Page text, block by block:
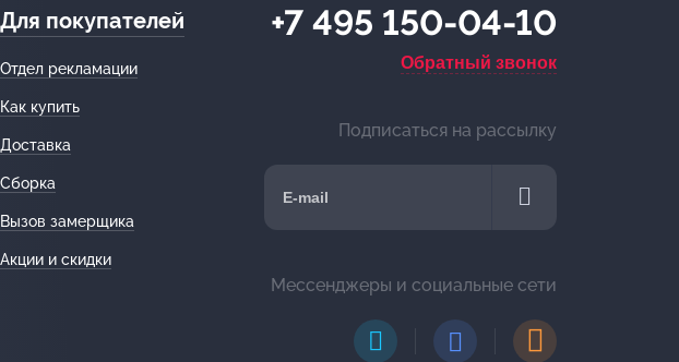
Для покупателей
Отдел рекламации
Как купить
Доставка
Сборка
Вызов замерщика
Акции и скидки
+7 495 150-04-10
Обратный звонок
Подписаться на рассылку
Мессенджеры и социальные сети